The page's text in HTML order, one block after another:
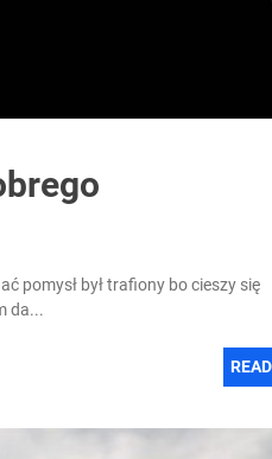
pomysł był trafiony bo cieszy się
da...